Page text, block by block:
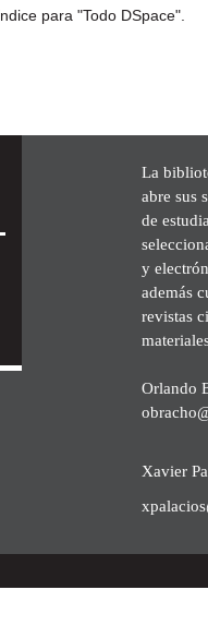
para "Todo DSpace".
La
abre sus
de
y
además
revistas
Orlando
Xavier